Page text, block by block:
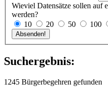
Wieviel Datensätze sollen auf
werden?
10
20 50 100
Suchergebnis:
1245 Bürgerbegehren gefunden